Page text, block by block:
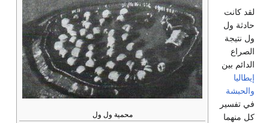
محمية ول ول
لقد كانت
حادثة ول
ول نتيجة
الصراع
الدائم بين
إيطاليا
والحبشة
في تفسير
كل منهما